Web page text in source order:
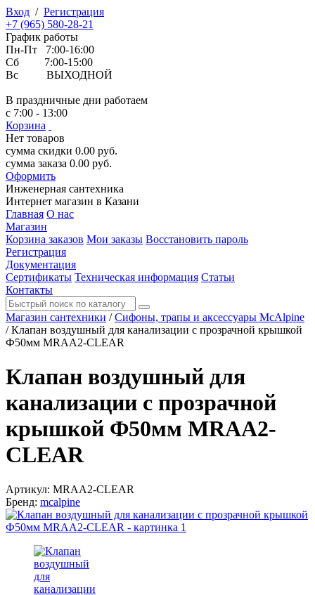
Вход / Регистрация
+7 (965) 580-28-21
График работы
Пн-Пт 7:00-16:00
Сб 7:00-15:00
Вс ВЫХОДНОЙ
В праздничные дни работаем
с 7:00 - 13:00
Корзина
Нет товаров
сумма скидки 0.00 руб.
сумма заказа 0.00 руб.
Оформить
Инженерная сантехника
Интернет магазин в Казани
Главная О нас
Магазин
Корзина заказов Мои заказы Восстановить пароль
Регистрация
Документация
Сертификаты Техническая информация Статьи
Контакты
Магазин сантехники / Сифоны, трапы и аксессуары McAlpine
/ Клапан воздушный для канализации с прозрачной крышкой
Ф50мм MRAA2-CLEAR
Клапан воздушный для
канализации с прозрачной
крышкой Ф50мм MRAA2-
CLEAR
Артикул: MRAA2-CLEAR
Бренд: mcalpine